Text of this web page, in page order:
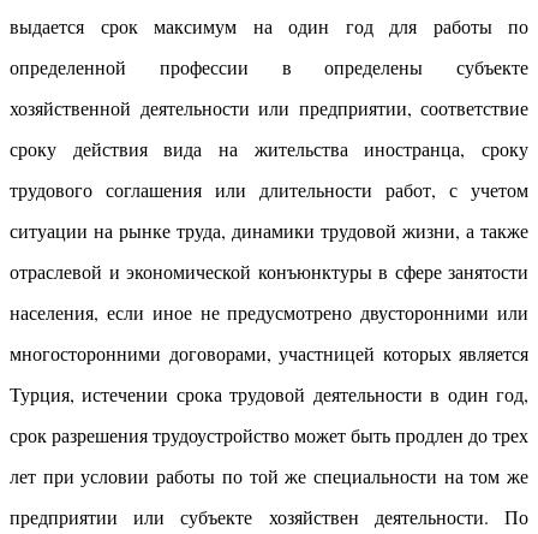
выдается срок максимум на один год для работы по
определенной профессии в определены субъекте
хозяйственной деятельности или предприятии, соответствие
сроку действия вида на жительства иностранца, сроку
трудового соглашения или длительности работ, с учетом
ситуации на рынке труда, динамики трудовой жизни, а также
отраслевой и экономической конъюнктуры в сфере занятости
населения, если иное не предусмотрено двусторонними или
многосторонними договорами, участницей которых является
Турция, истечении срока трудовой деятельности в один год,
срок разрешения трудоустройство может быть продлен до трех
лет при условии работы по той же специальности на том же
предприятии или субъекте хозяйствен деятельности. По